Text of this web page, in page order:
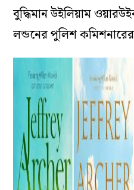
বুদ্ধিমান উইলিয়াম
লন্ডনের পুলিশ কমিশনারের